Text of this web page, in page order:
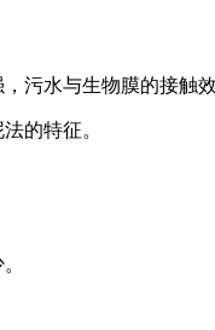
污水与生物膜的接触效
的特征。